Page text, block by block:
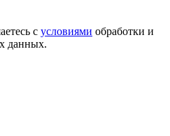
с условиями обработки и
данных.